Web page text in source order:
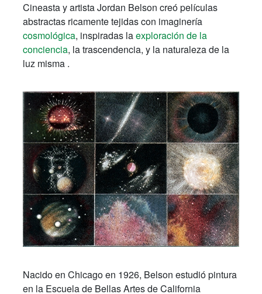
Cineasta y artista Jordan Belson creó películas
abstractas ricamente tejidas con imaginería
cosmológica, inspiradas laexploración de la
conciencia, la trascendencia, y la naturaleza de la
luz misma .
Nacido en Chicago en 1926, Belson estudió pintura
en la Escuela de Bellas Artes de California